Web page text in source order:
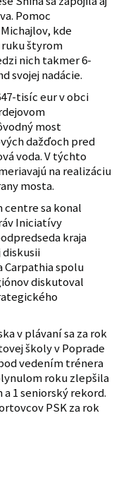
Pomoc
kde
štyrom
nich takmer 6-
svojej nadácie.
tisíc eur v obci
most
dažďoch pred
voda. V týchto
na realizáciu
mosta.
sa konal
Iniciatívy
kraja
diskusii
Carpathia spolu
diskutoval
v plávaní sa za rok
školy v Poprade
vedením trénera
roku zlepšila
1 seniorský rekord.
PSK za rok